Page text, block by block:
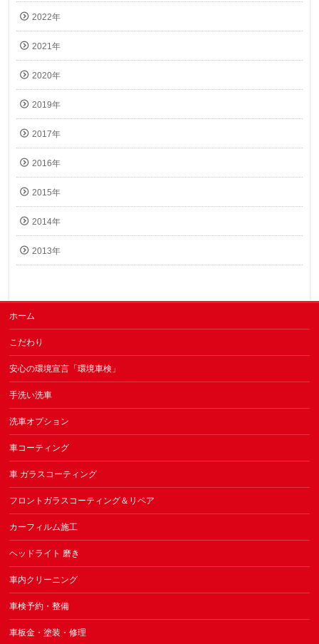
2022年
2021年
2020年
2019年
2017年
2016年
2015年
2014年
2013年
ホーム
こだわり
安心の環境宣言「環境車検」
手洗い洗車
洗車オプション
車コーティング
車 ガラスコーティング
フロントガラスコーティング＆リペア
カーフィルム施工
ヘッドライト 磨き
車内クリーニング
車検予約・整備
車板金・塗装・修理